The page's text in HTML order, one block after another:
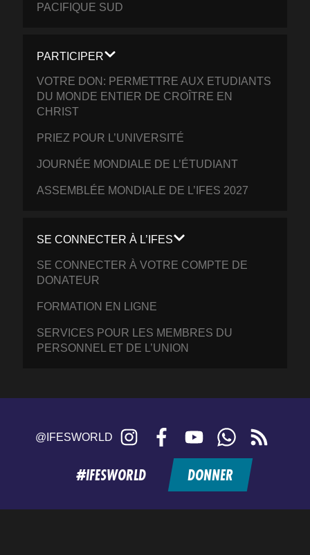
PACIFIQUE SUD
PARTICIPER
VOTRE DON: PERMETTRE AUX ETUDIANTS
DU MONDE ENTIER DE CROÎTRE EN
CHRIST
PRIEZ POUR L’UNIVERSITÉ
JOURNÉE MONDIALE DE L’ÉTUDIANT
ASSEMBLÉE MONDIALE DE L’IFES 2027
SE CONNECTER À L’IFES
SE CONNECTER À VOTRE COMPTE DE
DONATEUR
FORMATION EN LIGNE
SERVICES POUR LES MEMBRES DU
PERSONNEL ET DE L’UNION
@IFESWORLD Instagram FacebookYouTubeWhatsApp
feed
#IFESWORLD DONNER